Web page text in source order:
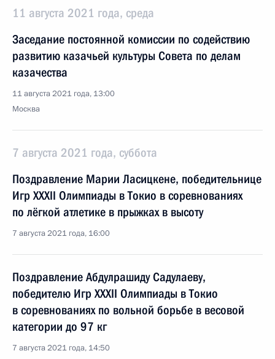
11 августа 2021 года, среда
Заседание постоянной комиссии по содействию
развитию казачьей культуры Совета по делам
казачества
11 августа 2021 года, 13:00
Москва
7 августа 2021 года, суббота
Поздравление Марии Ласицкене, победительнице
Игр XXXII Олимпиады в Токио в соревнованиях
по лёгкой атлетике в прыжках в высоту
7 августа 2021 года, 16:00
Поздравление Абдулрашиду Садулаеву,
победителю Игр XXXII Олимпиады в Токио
в соревнованиях по вольной борьбе в весовой
категории до 97 кг
7 августа 2021 года, 14:50